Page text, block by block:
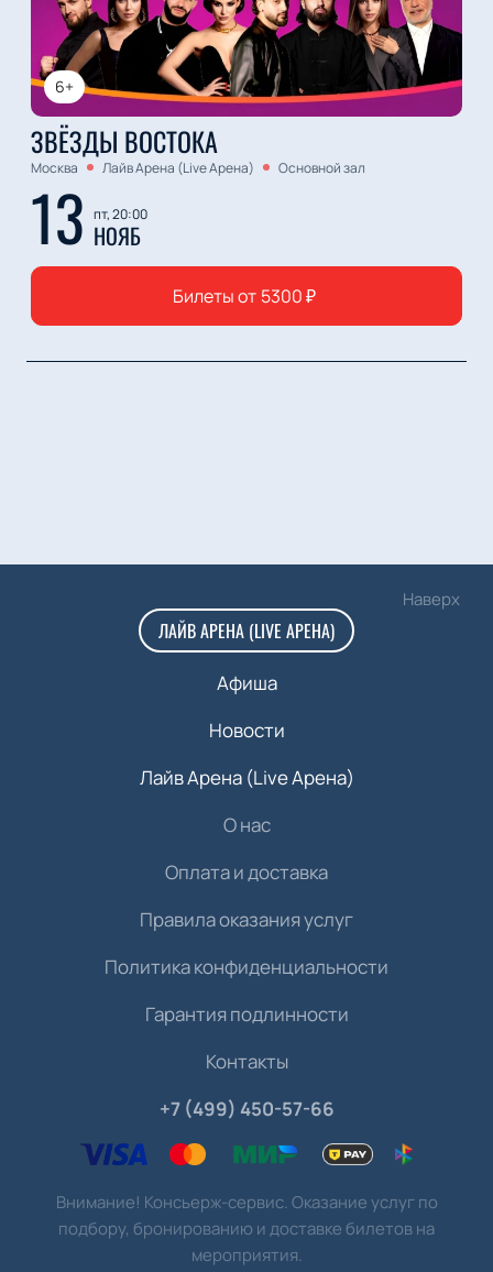
6+
ЗВЁЗДЫ ВОСТОКА
Москва Лайв Арена (Live Арена) Основной зал
13 пт, 20:00
НОЯБ
Билеты от 5300₽
Наверх
ЛАЙВ АРЕНА (LIVE АРЕНА)
Афиша
Новости
Лайв Арена (Live Арена)
О нас
Оплата и доставка
Правила оказания услуг
Политика конфиденциальности
Гарантия подлинности
Контакты
+7 (499) 450-57-66
Внимание! Консьерж-сервис. Оказание услуг по
подбору, бронированию и доставке билетов на
мероприятия.